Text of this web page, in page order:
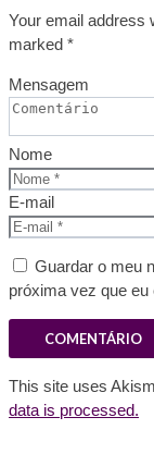
Your email address
marked *
Mensagem
Nome
E-mail
Guardar o meu
próxima vez que eu
This site uses
data is processed.